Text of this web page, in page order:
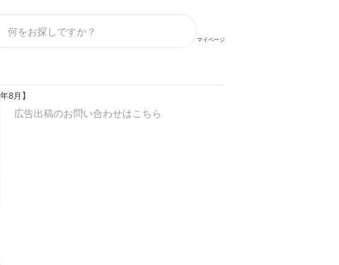
マイページ
8月】
広告出稿のお問い合わせはこちら